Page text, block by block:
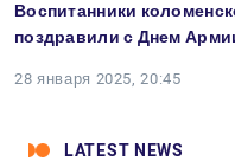
Воспитанники
поздравили с Днем
28 января 2025, 20:45
LATEST NEWS